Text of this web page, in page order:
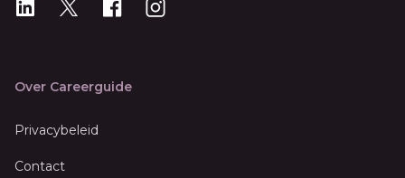
LinkedIn
X Instagram
Over Careerguide
Privacybeleid
Contact